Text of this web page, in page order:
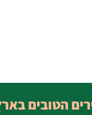
הטובים